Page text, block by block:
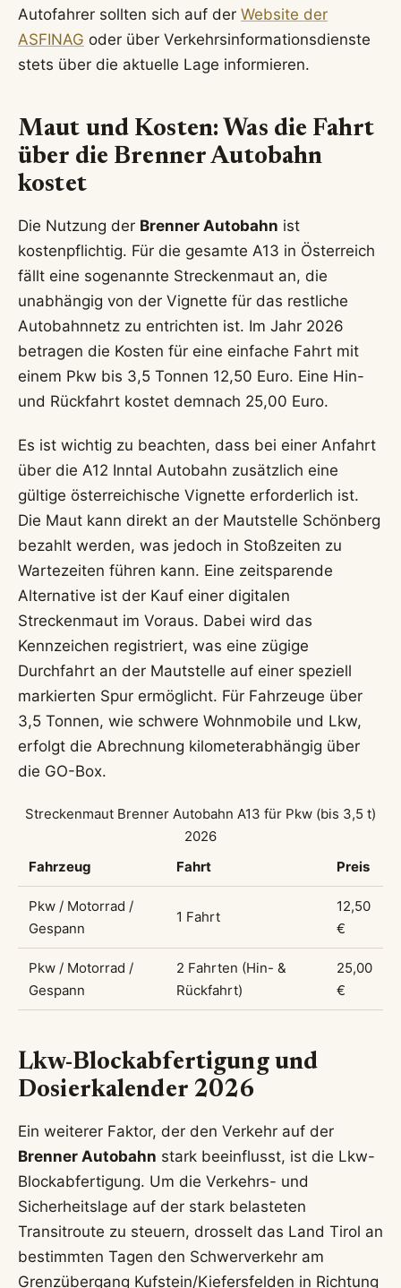
Autofahrer sollten sich auf der Website der
ASFINAG oder über Verkehrsinformationsdienste
stets über die aktuelle Lage informieren.
Maut und Kosten: Was die Fahrt
über die Brenner Autobahn
kostet
Die Nutzung der Brenner Autobahn ist
kostenpflichtig. Für die gesamte A13 in Österreich
fällt eine sogenannte Streckenmaut an, die
unabhängig von der Vignette für das restliche
Autobahnnetz zu entrichten ist. Im Jahr 2026
betragen die Kosten für eine einfache Fahrt mit
einem Pkw bis 3,5 Tonnen 12,50 Euro. Eine Hin-
und Rückfahrt kostet demnach 25,00 Euro.
Es ist wichtig zu beachten, dass bei einer Anfahrt
über die A12 Inntal Autobahn zusätzlich eine
gültige österreichische Vignette erforderlich ist.
Die Maut kann direkt an der Mautstelle Schönberg
bezahlt werden, was jedoch in Stoßzeiten zu
Wartezeiten führen kann. Eine zeitsparende
Alternative ist der Kauf einer digitalen
Streckenmaut im Voraus. Dabei wird das
Kennzeichen registriert, was eine zügige
Durchfahrt an der Mautstelle auf einer speziell
markierten Spur ermöglicht. Für Fahrzeuge über
3,5 Tonnen, wie schwere Wohnmobile und Lkw,
erfolgt die Abrechnung kilometerabhängig über
die GO-Box.
Streckenmaut Brenner Autobahn A13 für Pkw (bis 3,5 t)
2026
Fahrzeug
Fahrt Preis
Pkw / Motorrad /
Gespann
1 Fahrt
12,50
€
Pkw / Motorrad /
Gespann
2 Fahrten (Hin- &
Rückfahrt)
25,00
€
Lkw-Blockabfertigung und
Dosierkalender 2026
Ein weiterer Faktor, der den Verkehr auf der
Brenner Autobahn stark beeinflusst, ist die Lkw-
Blockabfertigung. Um die Verkehrs- und
Sicherheitslage auf der stark belasteten
Transitroute zu steuern, drosselt das Land Tirol an
bestimmten Tagen den Schwerverkehr am
Grenzübergang Kufstein/Kiefersfelden in Richtung